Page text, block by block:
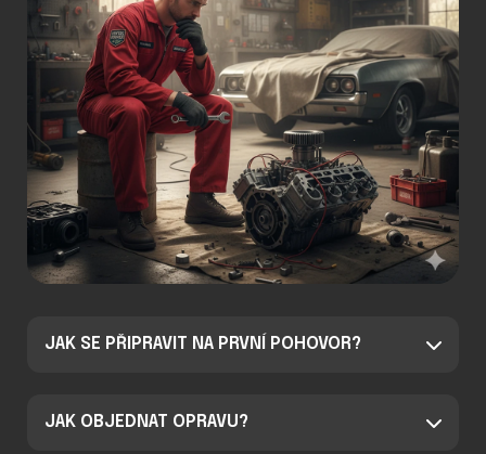
JAK SE PŘIPRAVIT NA PRVNÍ POHOVOR?
JAK OBJEDNAT OPRAVU?